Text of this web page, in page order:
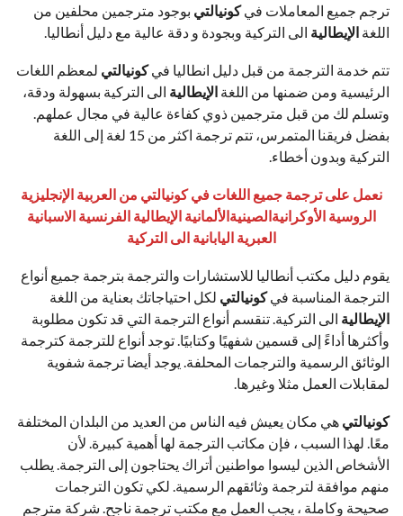
ترجم جميع المعاملات فيكونيالتي بوجود مترجمين محلفين من
اللغة الإيطالية الى التركية وبجودة و دقة عالية مع دليل أنطاليا.
تتم خدمة الترجمة من قبل دليل انطاليا فيكونيالتي لمعظم اللغات
الرئيسية ومن ضمنها من اللغة الإيطالية الى التركية بسهولة ودقة،
وتسلم لك من قبل مترجمين ذوي كفاءة عالية في مجال عملهم.
بفضل فريقنا المتمرس، تتم ترجمة اكثر من 15 لغة إلى اللغة
التركية وبدون أخطاء.
نعمل على ترجمة جميع اللغات في كونيالتي من العربية الإنجليزية
الروسية الأوكرانيةالصينيةالألمانية الإيطالية الفرنسية الاسبانية
العبرية اليابانية الى التركية
يقوم دليل مكتب أنطاليا للاستشارات والترجمة بترجمة جميع أنواع
الترجمة المناسبة فيكونيالتي لكل احتياجاتك بعناية من اللغة
الإيطالية الى التركية. تنقسم أنواع الترجمة التي قد تكون مطلوبة
وأكثرها أداءً إلى قسمين شفهيًا وكتابيًا. توجد أنواع للترجمة كترجمة
الوثائق الرسمية والترجمات المحلفة. يوجد أيضا ترجمة شفوية
لمقابلات العمل مثلا وغيرها.
كونيالتي هي مكان يعيش فيه الناس من العديد من البلدان المختلفة
معًا. لهذا السبب ، فإن مكاتب الترجمة لها أهمية كبيرة. لأن
الأشخاص الذين ليسوا مواطنين أتراك يحتاجون إلى الترجمة. يطلب
منهم موافقة لترجمة وثائقهم الرسمية. لكي تكون الترجمات
صحيحة وكاملة ، يجب العمل مع مكتب ترجمة ناجح. شركة مترجم